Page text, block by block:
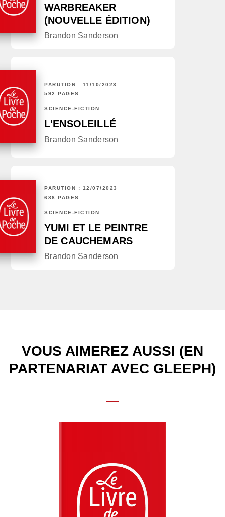
WARBREAKER
(NOUVELLE ÉDITION)
Brandon Sanderson
PARUTION : 11/10/2023
592 PAGES
SCIENCE-FICTION
L'ENSOLEILLÉ
Brandon Sanderson
PARUTION : 12/07/2023
688 PAGES
SCIENCE-FICTION
YUMI ET LE PEINTRE
DE CAUCHEMARS
Brandon Sanderson
VOUS AIMEREZ AUSSI (EN
PARTENARIAT AVEC GLEEPH)